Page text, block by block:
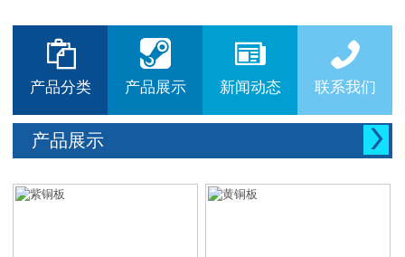



产品分类

产品展示

新闻动态

联系我们
产品展示 